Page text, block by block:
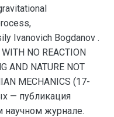
Ivanovich Bogdanov .
NO REACTION
AND NATURE NOT
MECHANICS (17-
— публикация
научном журнале.